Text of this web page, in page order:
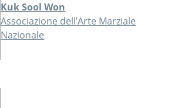
Kuk Sool Won
Associazione dell’Arte Marziale
Nazionale